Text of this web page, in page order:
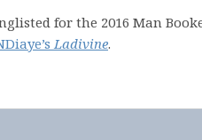
for the 2016 Man
Ladivine.